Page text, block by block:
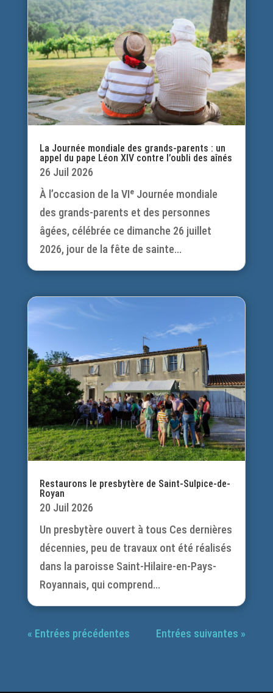
La Journée mondiale des grands-parents : un
appel du pape Léon XIV contre l’oubli des aînés
26 Juil 2026
À l’occasion de la VIᵉ Journée mondiale
des grands-parents et des personnes
âgées, célébrée ce dimanche 26 juillet
2026, jour de la fête de sainte...
Restaurons le presbytère de Saint-Sulpice-de-
Royan
20 Juil 2026
Un presbytère ouvert à tous Ces dernières
décennies, peu de travaux ont été réalisés
dans la paroisse Saint-Hilaire-en-Pays-
Royannais, qui comprend...
« Entrées précédentes Entrées suivantes »